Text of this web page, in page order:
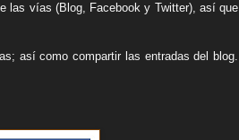
las vías (Blog, Facebook y Twitter), así que
así como compartir las entradas del blog.